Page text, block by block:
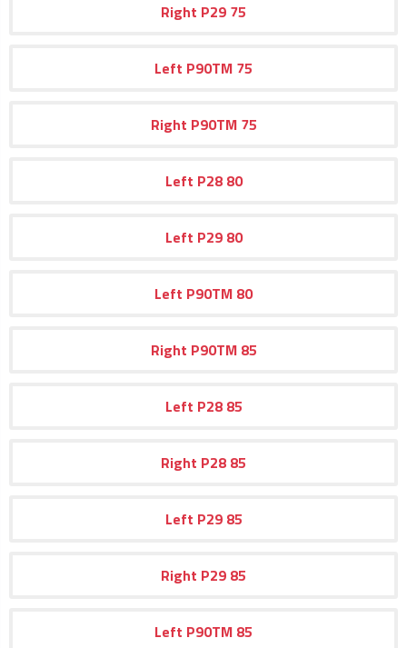
Right P29 75
Left P90TM 75
Right P90TM 75
Left P28 80
Left P29 80
Left P90TM 80
Right P90TM 85
Left P28 85
Right P28 85
Left P29 85
Right P29 85
Left P90TM 85